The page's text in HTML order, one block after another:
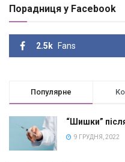
Порадниця у Facebook
2.5k Fans
Популярне
“Шишки”
9 ГРУДНЯ, 2022